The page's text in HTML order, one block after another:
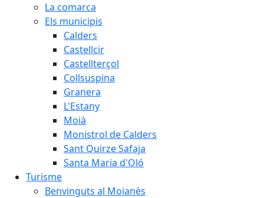
La comarca
Els municipis
Calders
Castellcir
Castellterçol
Collsuspina
Granera
L'Estany
Moià
Monistrol de Calders
Sant Quirze Safaja
Santa Maria d'Oló
Turisme
Benvinguts al Moianès